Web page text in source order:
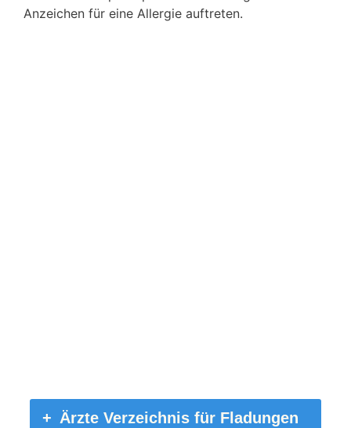
Anzeichen für eine Allergie auftreten.
Ärzte Verzeichnis für Fladungen